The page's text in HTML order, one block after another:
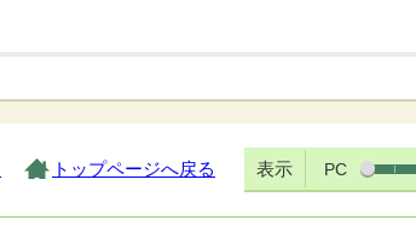
トップページへ戻る 表示 PC